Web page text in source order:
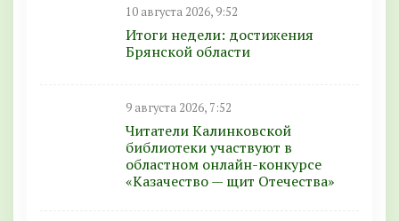
10 августа 2026, 9:52
Итоги недели: достижения
Брянской области
9 августа 2026, 7:52
Читатели Калинковской
библиотеки участвуют в
областном онлайн-конкурсе
«Казачество — щит Отечества»